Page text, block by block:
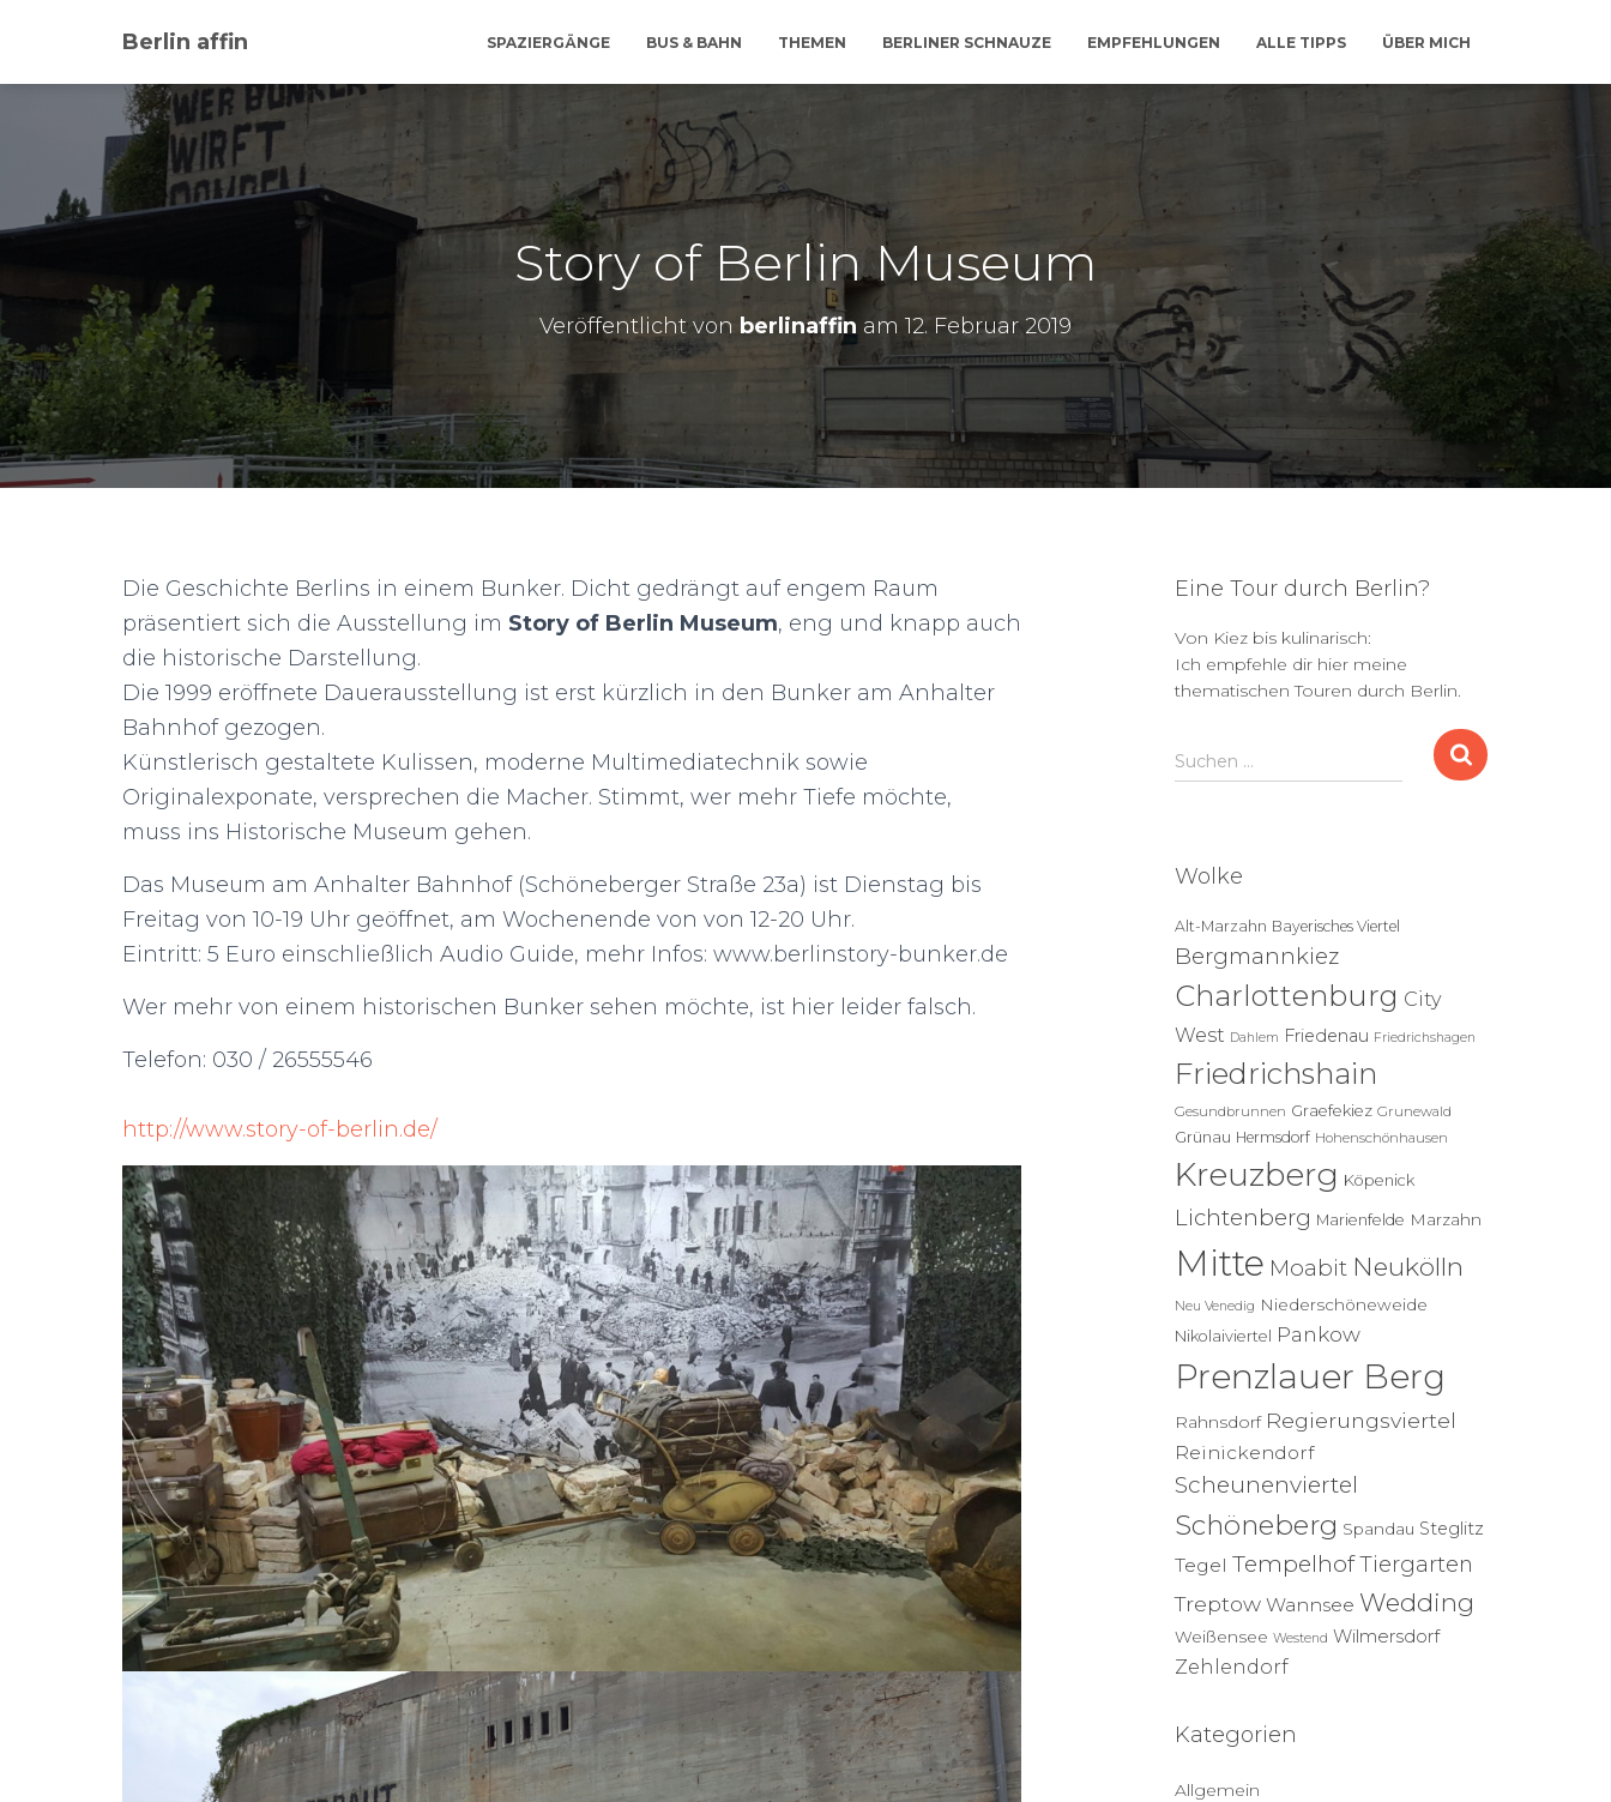
Berlin affin SPAZIERGÄNGE BUS & BAHN THEMEN BERLINER SCHNAUZE EMPFEHLUNGEN ALLE TIPPS ÜBER MICH
Story of Berlin Museum
Veröffentlicht von berlinaffin am 12. Februar 2019
Die Geschichte Berlins in einem Bunker. Dicht gedrängt auf engem Raum
präsentiert sich die Ausstellung im Story of Berlin Museum, eng und knapp auch
die historische Darstellung.
Die 1999 eröffnete Dauerausstellung ist erst kürzlich in den Bunker am Anhalter
Bahnhof gezogen.
Künstlerisch gestaltete Kulissen, moderne Multimediatechnik sowie
Originalexponate, versprechen die Macher. Stimmt, wer mehr Tiefe möchte,
muss ins Historische Museum gehen.
Das Museum am Anhalter Bahnhof (Schöneberger Straße 23a) ist Dienstag bis
Freitag von 10-19 Uhr geöffnet, am Wochenende von von 12-20 Uhr.
Eintritt: 5 Euro einschließlich Audio Guide, mehr Infos: www.berlinstory-bunker.de
Wer mehr von einem historischen Bunker sehen möchte, ist hier leider falsch.
Telefon: 030 / 26555546
http://www.story-of-berlin.de/
Eine Tour durch Berlin?
Von Kiez bis kulinarisch:
Ich empfehle dir hier meine
thematischen Touren durch Berlin.
S
u
n
a
c
h
Suchen …
Wolke
Alt-Marzahn Bayerisches Viertel
Bergmannkiez
Charlottenburg City
West Dahlem Friedenau Friedrichshagen
Friedrichshain
Gesundbrunnen Graefekiez Grunewald
Grünau Hermsdorf Hohenschönhausen
Kreuzberg Köpenick
Lichtenberg Marienfelde Marzahn
Mitte Moabit Neukölln
Neu Venedig Niederschöneweide
Nikolaiviertel Pankow
Prenzlauer Berg
Rahnsdorf Regierungsviertel
Reinickendorf
Scheunenviertel
Schöneberg Spandau Steglitz
Tegel Tempelhof Tiergarten
Treptow Wannsee Wedding
Weißensee Westend Wilmersdorf
Zehlendorf
Kategorien
Allgemein